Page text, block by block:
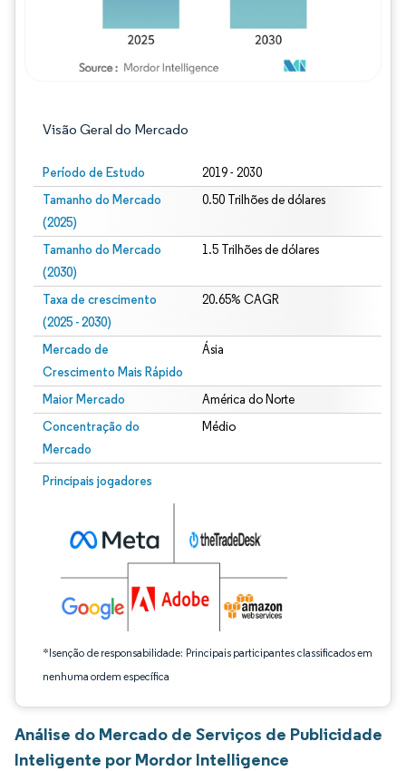
Visão Geral do Mercado
Período de Estudo 2019 - 2030
Tamanho do Mercado
(2025)
0.50 Trilhões de dólares
Tamanho do Mercado
(2030)
1.5 Trilhões de dólares
Taxa de crescimento
(2025 - 2030)
20.65% CAGR
Mercado de
Crescimento Mais Rápido
Ásia
Maior Mercado América do Norte
Concentração do
Mercado
Médio
Principais jogadores
*Isenção de responsabilidade: Principais participantes classificados em
nenhuma ordem específica
Imagem © Mordor Intelligence. O reuso requer atribuição conforme CC BY 4.0.
Análise do Mercado de Serviços de Publicidade
Inteligente por Mordor Intelligence